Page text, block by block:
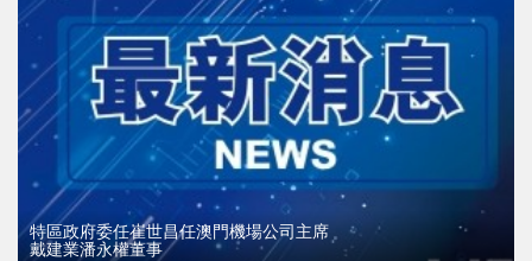
特區政府委任崔世昌任澳門機場公司主席
戴建業潘永權董事